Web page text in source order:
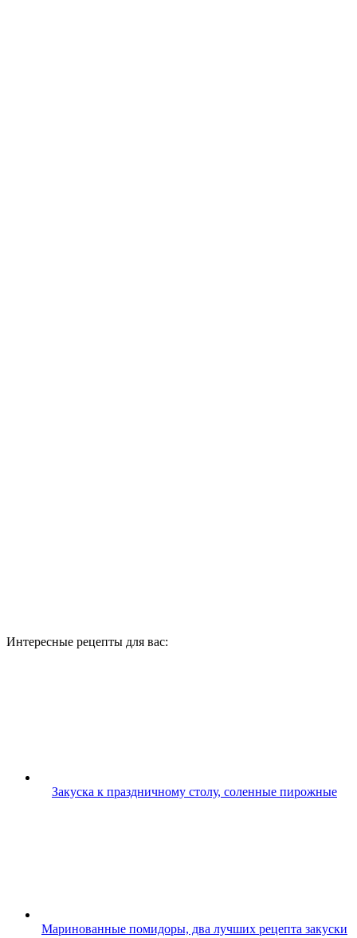
Интересные рецепты для вас:
Закуска к праздничному столу, соленные пирожные
Маринованные помидоры, два лучших рецепта закуски